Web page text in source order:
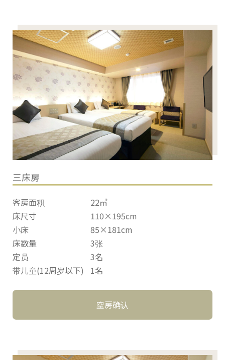
三床房
客房面积
22㎡
床尺寸
110×195cm
小床
85×181cm
床数量
3张
定员
3名
带儿童(12周岁以下)
1名
空房确认